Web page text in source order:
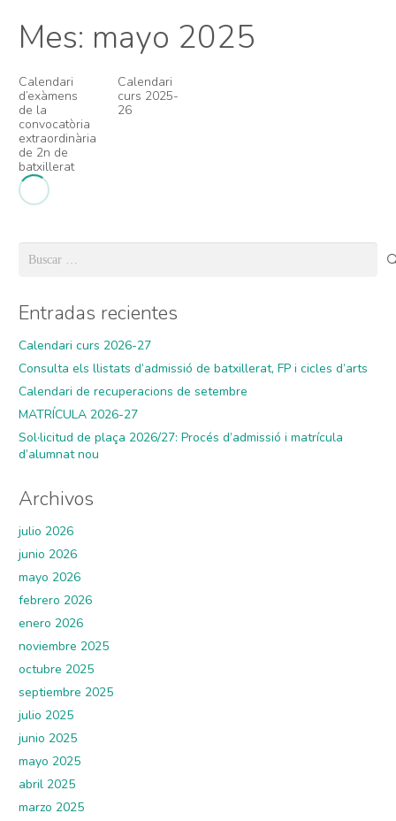
Mes: mayo 2025
Calendari
d’exàmens
de la
convocatòria
extraordinària
de 2n de
batxillerat
Calendari
curs 2025-
26
Buscar:
Entradas recientes
Calendari curs 2026-27
Consulta els llistats d’admissió de batxillerat, FP i cicles d’arts
Calendari de recuperacions de setembre
MATRÍCULA 2026-27
Sol·licitud de plaça 2026/27: Procés d’admissió i matrícula
d’alumnat nou
Archivos
julio 2026
junio 2026
mayo 2026
febrero 2026
enero 2026
noviembre 2025
octubre 2025
septiembre 2025
julio 2025
junio 2025
mayo 2025
abril 2025
marzo 2025